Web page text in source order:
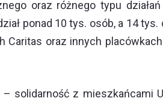
oraz różnego typu
ponad 10 tys. osób, a 14 tys.
oraz innych
solidarność z mieszkańcami